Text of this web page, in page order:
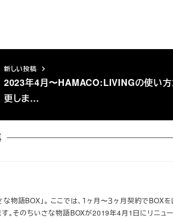
新しい投稿
2023年4月〜HAMACO:LIVINGの使い
更しま…
語BOX」。 ここでは、１ヶ月〜３ヶ月契約でBOXを
す。そのちいさな物語BOXが2019年4月1日にリニュ